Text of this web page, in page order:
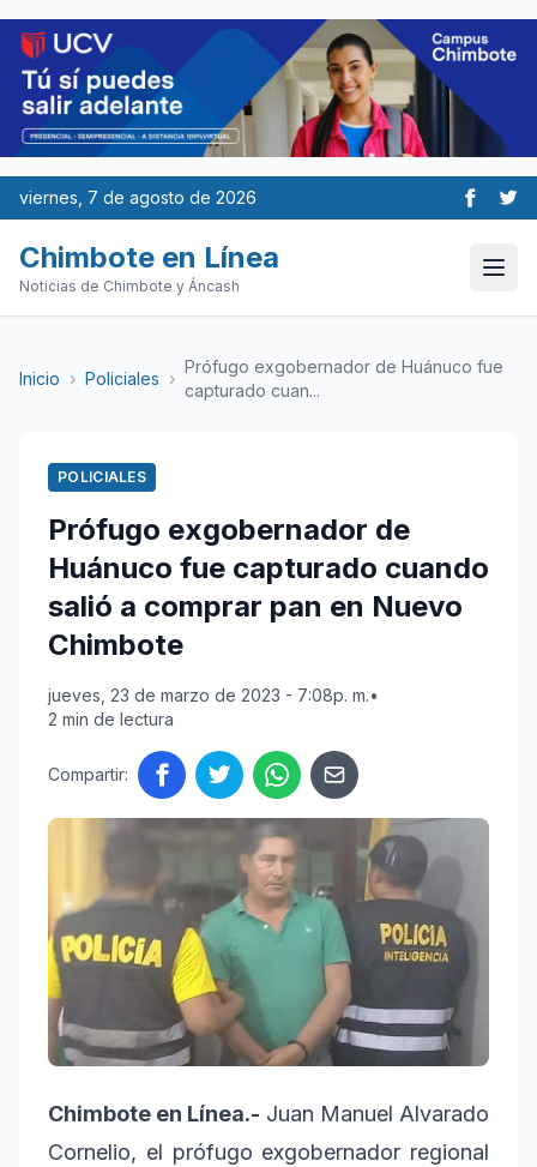
viernes, 7 de agosto de 2026
Chimbote en Línea
Noticias de Chimbote y Áncash
Inicio › Policiales ›
Prófugo exgobernador de Huánuco fue
capturado cuan...
POLICIALES
Prófugo exgobernador de
Huánuco fue capturado cuando
salió a comprar pan en Nuevo
Chimbote
jueves, 23 de marzo de 2023 - 7:08p. m.•
2 min de lectura
Compartir:
Chimbote en Línea.- Juan Manuel Alvarado
Cornelio, el prófugo exgobernador regional